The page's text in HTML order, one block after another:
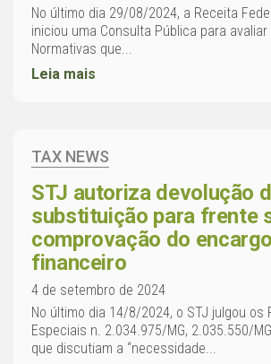
No último dia 29/08/2024, a Receita
iniciou uma Consulta Pública para
Normativas que...
Leia mais
TAX NEWS
STJ autoriza devolução
substituição para frente
comprovação do encargo
financeiro
4 de setembro de 2024
No último dia 14/8/2024, o STJ julgou os
Especiais n. 2.034.975/MG, 2.035.550/
que discutiam a “necessidade...